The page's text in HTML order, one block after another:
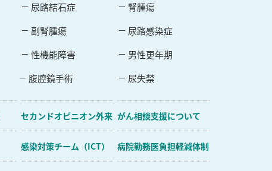
尿路結石症
腎腫瘍
副腎腫瘍
尿路感染症
性機能障害
男性更年期
腹腔鏡手術 尿失禁
セカンドオピニオン外来 がん相談支援について
感染対策チーム（ICT） 病院勤務医負担軽減体制